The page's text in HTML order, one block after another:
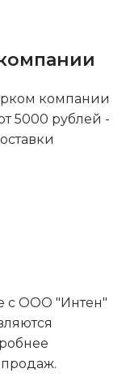
компании
5000 рублей -
с ООО "Интен"